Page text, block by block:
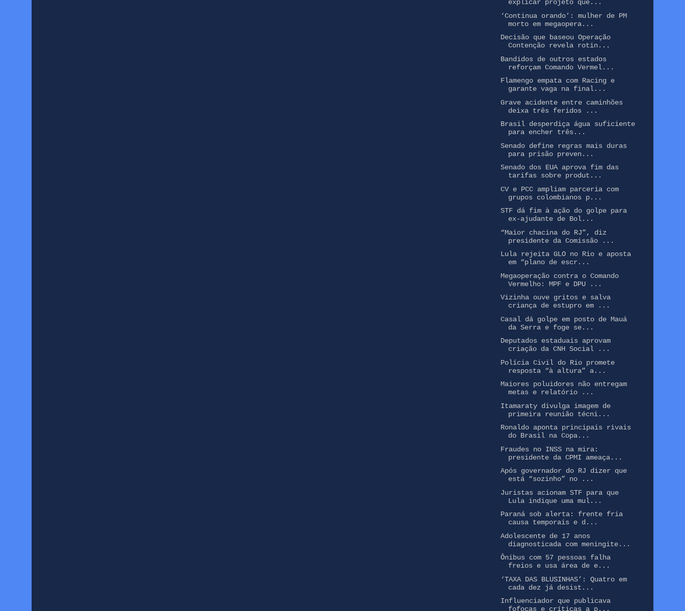
explicar projeto que...
‘Continua orando’: mulher de PM
morto em megaopera...
Decisão que baseou Operação
Contenção revela rotin...
Bandidos de outros estados
reforçam Comando Vermel...
Flamengo empata com Racing e
garante vaga na final...
Grave acidente entre caminhões
deixa três feridos ...
Brasil desperdiça água suficiente
para encher três...
Senado define regras mais duras
para prisão preven...
Senado dos EUA aprova fim das
tarifas sobre produt...
CV e PCC ampliam parceria com
grupos colombianos p...
STF dá fim à ação do golpe para
ex-ajudante de Bol...
“Maior chacina do RJ”, diz
presidente da Comissão ...
Lula rejeita GLO no Rio e aposta
em “plano de escr...
Megaoperação contra o Comando
Vermelho: MPF e DPU ...
Vizinha ouve gritos e salva
criança de estupro em ...
Casal dá golpe em posto de Mauá
da Serra e foge se...
Deputados estaduais aprovam
criação da CNH Social ...
Polícia Civil do Rio promete
resposta “à altura” a...
Maiores poluidores não entregam
metas e relatório ...
Itamaraty divulga imagem de
primeira reunião técni...
Ronaldo aponta principais rivais
do Brasil na Copa...
Fraudes no INSS na mira:
presidente da CPMI ameaça...
Após governador do RJ dizer que
está “sozinho” no ...
Juristas acionam STF para que
Lula indique uma mul...
Paraná sob alerta: frente fria
causa temporais e d...
Adolescente de 17 anos
diagnosticada com meningite...
Ônibus com 57 pessoas falha
freios e usa área de e...
‘TAXA DAS BLUSINHAS’: Quatro em
cada dez já desist...
Influenciador que publicava
fofocas e críticas a p...